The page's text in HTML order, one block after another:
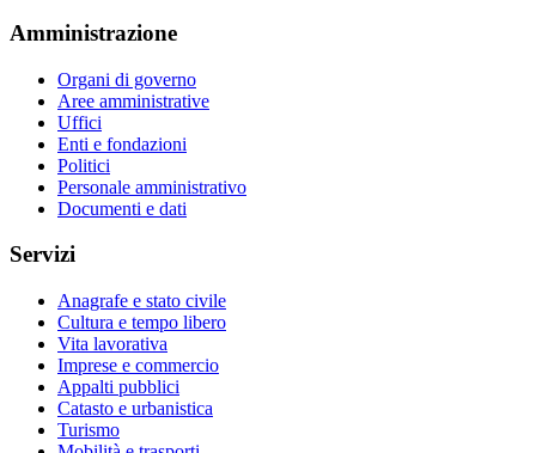
Amministrazione
Organi di governo
Aree amministrative
Uffici
Enti e fondazioni
Politici
Personale amministrativo
Documenti e dati
Servizi
Anagrafe e stato civile
Cultura e tempo libero
Vita lavorativa
Imprese e commercio
Appalti pubblici
Catasto e urbanistica
Turismo